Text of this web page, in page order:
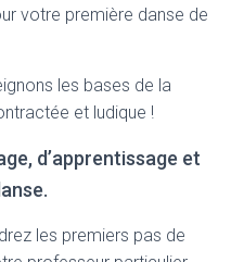
votre première danse de
les bases de la
et ludique !
d’apprentissage et
les premiers pas de